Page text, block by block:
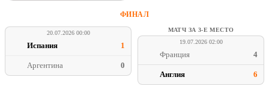
ФИНАЛ
20.07.2026 00:00
Испания 1
Аргентина 0
МАТЧ ЗА 3-Е МЕСТО
19.07.2026 02:00
Франция 4
Англия 6